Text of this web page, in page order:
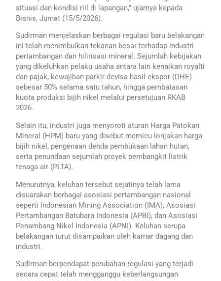
situasi dan kondisi riil di lapangan,” ujarnya kepada
Bisnis, Jumat (15/5/2026).
Sudirman menjelaskan berbagai regulasi baru belakangan
ini telah menimbulkan tekanan besar terhadap industri
pertambangan dan hilirisasi mineral. Sejumlah kebijakan
yang dikeluhkan pelaku usaha antara lain kenaikan royalti
dan pajak, kewajiban parkir devisa hasil ekspor (DHE)
sebesar 50% selama satu tahun, hingga pembatasan
kuota produksi bijih nikel melalui persetujuan RKAB
2026.
Selain itu, industri juga menyoroti aturan Harga Patokan
Mineral (HPM) baru yang disebut memicu lonjakan harga
bijih nikel, pengenaan denda pembukaan lahan hutan,
serta penundaan sejumlah proyek pembangkit listrik
tenaga air (PLTA).
Menurutnya, keluhan tersebut sejatinya telah lama
disuarakan berbagai asosiasi pertambangan nasional
seperti Indonesian Mining Association (IMA), Asosiasi
Pertambangan Batubara Indonesia (APBI), dan Asosiasi
Penambang Nikel Indonesia (APNI). Keluhan serupa
belakangan turut disampaikan oleh kamar dagang dan
industri.
Sudirman berpendapat perubahan regulasi yang terjadi
secara cepat telah mengganggu keberlangsungan